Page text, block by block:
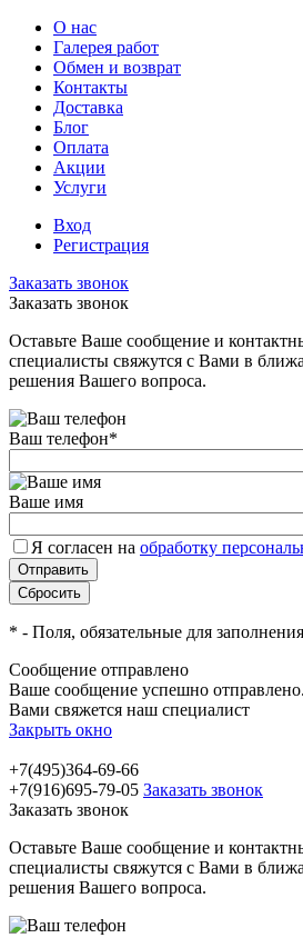
О нас
Галерея работ
Обмен и возврат
Контакты
Доставка
Блог
Оплата
Акции
Услуги
Вход
Регистрация
Заказать звонок
Заказать звонок
Оставьте Ваше сообщение и
специалисты свяжутся с Вами в
решения Вашего вопроса.
Ваш телефон*
Ваше имя
Я согласен на обработку
* - Поля, обязательные для заполнения
Сообщение отправлено
Ваше сообщение успешно
Вами свяжется наш специалист
Закрыть окно
+7(495)364-69-66
+7(916)695-79-05 Заказать звонок
Заказать звонок
Оставьте Ваше сообщение и
специалисты свяжутся с Вами в
решения Вашего вопроса.